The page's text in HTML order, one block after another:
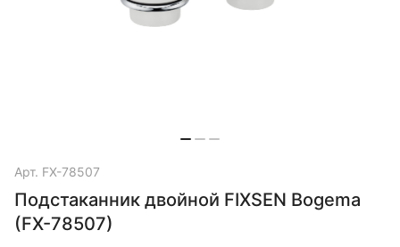
Арт. FX-78507
Подстаканник двойной FIXSEN Bogema
(FX-78507)